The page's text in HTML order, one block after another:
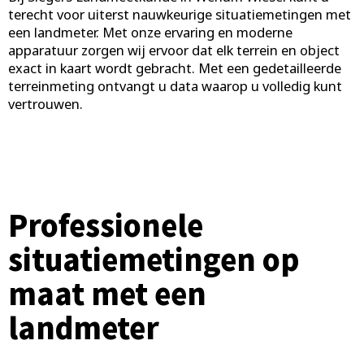
terecht voor uiterst nauwkeurige situatiemetingen met
een landmeter. Met onze ervaring en moderne
apparatuur zorgen wij ervoor dat elk terrein en object
exact in kaart wordt gebracht. Met een gedetailleerde
terreinmeting ontvangt u data waarop u volledig kunt
vertrouwen.
Professionele
situatiemetingen op
maat met een
landmeter